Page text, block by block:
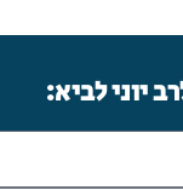
יוני לביא: